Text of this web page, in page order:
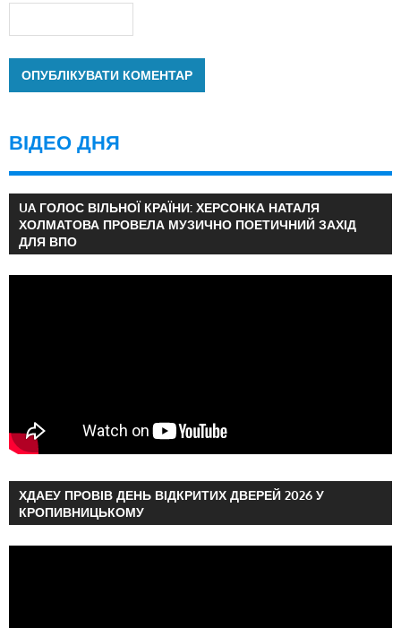
ВІДЕО ДНЯ
UA ГОЛОС ВІЛЬНОЇ КРАЇНИ: ХЕРСОНКА НАТАЛЯ
ХОЛМАТОВА ПРОВЕЛА МУЗИЧНО ПОЕТИЧНИЙ ЗАХІД
ДЛЯ ВПО
ХДАЕУ ПРОВІВ ДЕНЬ ВІДКРИТИХ ДВЕРЕЙ 2026 У
КРОПИВНИЦЬКОМУ